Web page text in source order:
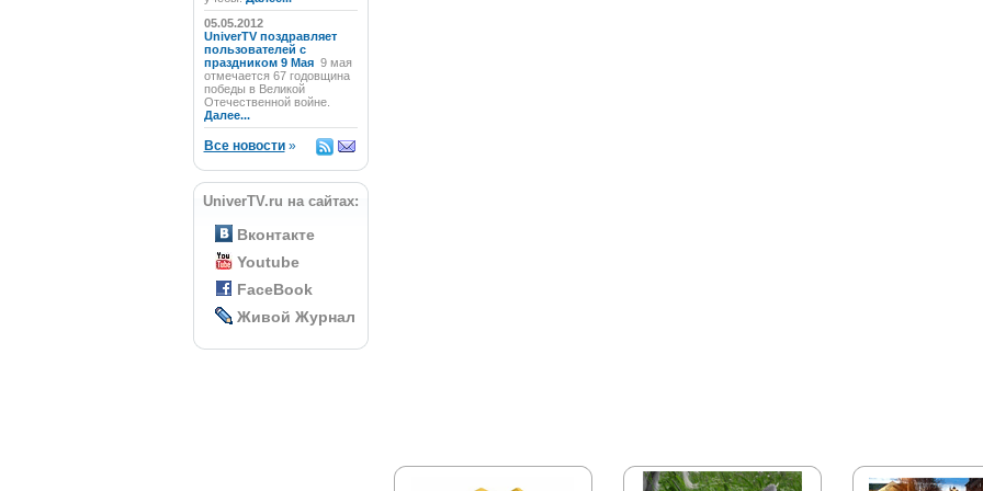
05.05.2012
UniverTV поздравляет
пользователей с
праздником 9 Мая 9 мая
отмечается 67 годовщина
победы в Великой
Отечественной войне.
Далее...
Все новости»
UniverTV.ru на сайтах:
Вконтакте
Youtube
FaceBook
Живой Журнал